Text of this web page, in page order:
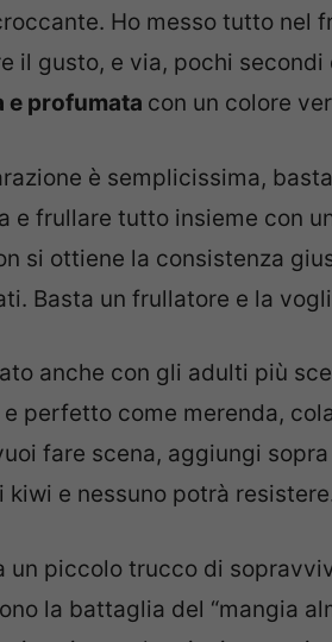
Ho messo tutto nel
il gusto, e via, pochi
e profumata con un colore
è semplicissima,
e frullare tutto insieme con
si ottiene la consistenza
Basta un frullatore e la
anche con gli adulti più
perfetto come merenda,
fare scena, aggiungi
kiwi e nessuno potrà
un piccolo trucco di
la battaglia del “mangia